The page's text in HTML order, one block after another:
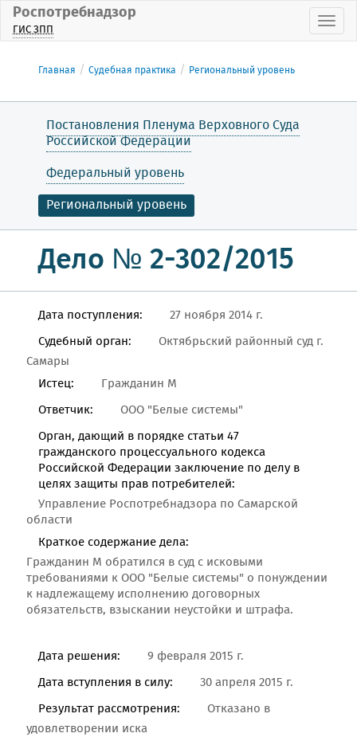
Роспотребнадзор
ГИС ЗПП
Главная Судебная практика Региональный уровень
Постановления Пленума Верховного Суда
Российской Федерации
Федеральный уровень
Региональный уровень
Дело № 2-302/2015
Дата поступления:
27 ноября 2014 г.
Судебный орган:
Октябрьский районный суд г.
Самары
Истец:
Гражданин М
Ответчик:
ООО "Белые системы"
Орган, дающий в порядке статьи 47
гражданского процессуального кодекса
Российской Федерации заключение по делу в
целях защиты прав потребителей:
Управление Роспотребнадзора по Самарской
области
Краткое содержание дела:
Гражданин М обратился в суд с исковыми
требованиями к ООО "Белые системы" о понуждении
к надлежащему исполнению договорных
обязательств, взыскании неустойки и штрафа.
Дата решения:
9 февраля 2015 г.
Дата вступления в силу:
30 апреля 2015 г.
Результат рассмотрения:
Отказано в
удовлетворении иска